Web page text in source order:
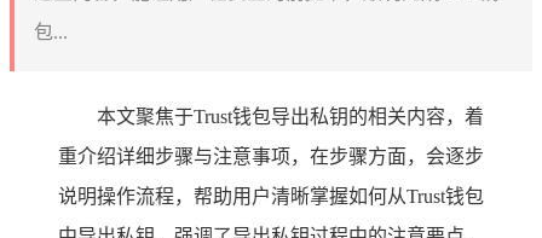
包...
本文聚焦于Trust钱包导出私钥的相关内容，着
重介绍详细步骤与注意事项，在步骤方面，会逐步
说明操作流程，帮助用户清晰掌握如何从Trust钱包